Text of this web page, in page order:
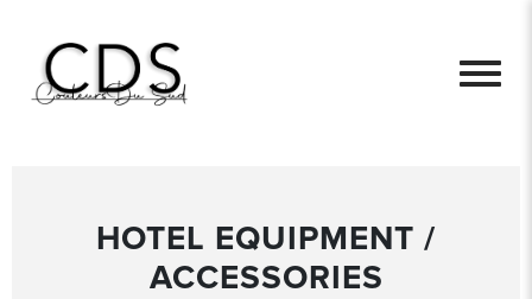
HOTEL EQUIPMENT /
ACCESSORIES